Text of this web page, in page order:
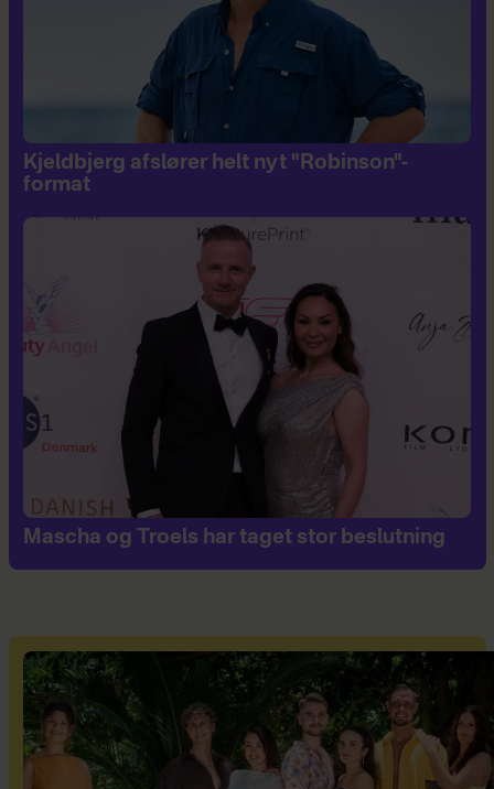
Kjeldbjerg afslører helt nyt "Robinson"-
format
Mascha og Troels har taget stor beslutning